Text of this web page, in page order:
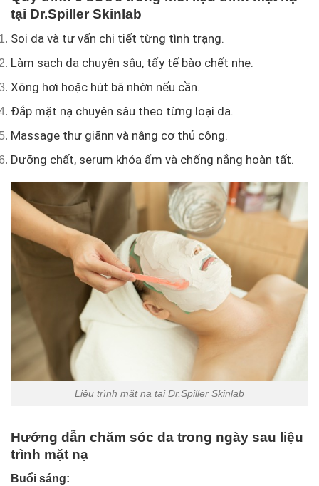
tại Dr.Spiller Skinlab
Soi da và tư vấn chi tiết từng tình trạng.
Làm sạch da chuyên sâu, tẩy tế bào chết nhẹ.
Xông hơi hoặc hút bã nhờn nếu cần.
Đắp mặt nạ chuyên sâu theo từng loại da.
Massage thư giãnn và nâng cơ thủ công.
Dưỡng chất, serum khóa ẩm và chống nắng hoàn tất.
Liệu trình mặt nạ tại Dr.Spiller Skinlab
Hướng dẫn chăm sóc da trong ngày sau liệu
trình mặt nạ
Buổi sáng: